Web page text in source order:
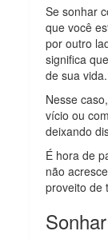
Se sonhar
que você
por outro
significa
de sua vida.
Nesse
vício ou
deixando
É hora de
não
proveito de